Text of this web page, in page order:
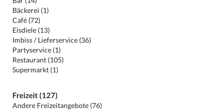
Bäckerei (1)
Café (72)
Eisdiele (13)
Imbiss / Lieferservice (36)
Partyservice (1)
Restaurant (105)
Supermarkt (1)
Freizeit (127)
Andere Freizeitangebote (76)